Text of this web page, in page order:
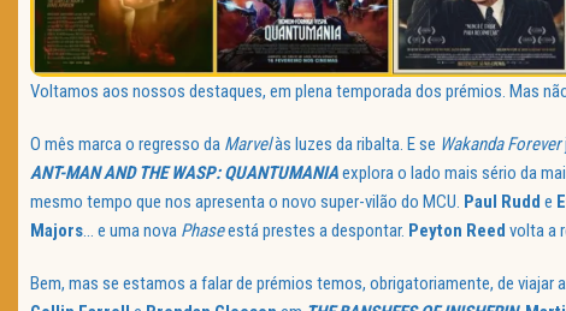
Voltamos aos nossos destaques, em plena temporada dos prémios. Mas
O mês marca o regresso da Marvelàs luzes da ribalta. E se Wakanda Forever
ANT-MAN AND THE WASP: QUANTUMANIAexplora o lado mais sério da
mesmo tempo que nos apresenta o novo super-vilão do MCU. Paul Rudd e
Majors… e uma nova Phaseestá prestes a despontar. Peyton Reed volta a
Bem, mas se estamos a falar de prémios temos, obrigatoriamente, de viajar